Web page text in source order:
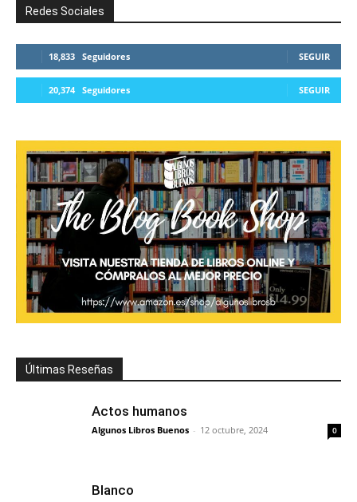
Redes Sociales
18,833 Seguidores SEGUIR
20,374 Seguidores SEGUIR
Últimas Reseñas
Actos humanos
Algunos Libros Buenos - 12 octubre, 2024 0
Blanco